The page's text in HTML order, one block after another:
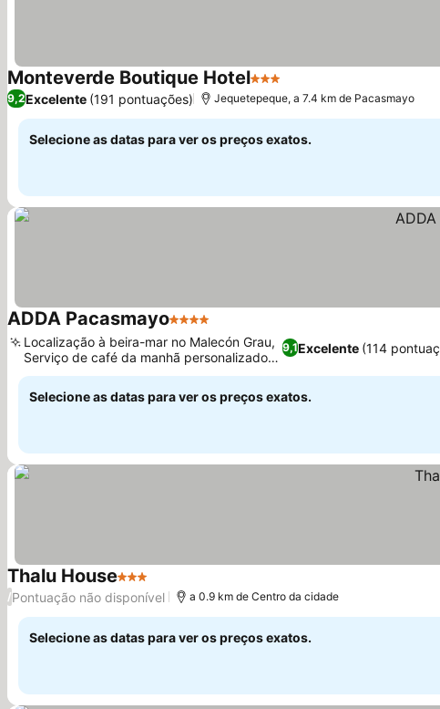
Monteverde Boutique Hotel3 Estrelas
9,2Excelente (191 pontuações) Jequetepeque, a 7.4 km de Pacasmayo
Selecione as datas para ver os preços exatos.
ADDA Pacasmayo4 Estrelas
9,1Excelente (114
Localização à beira-mar no Malecón Grau,
Serviço de café da manhã personalizado
no quarto
Selecione as datas para ver os preços exatos.
Thalu House3 EstrelasVer preços
/Pontuação não disponível a 0.9 km de Centro da cidade
Selecione as datas para ver os preços exatos.